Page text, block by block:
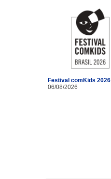
Festival comKids 2026
06/08/2026